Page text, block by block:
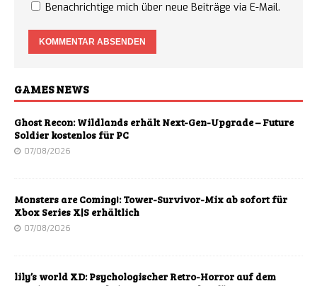
Benachrichtige mich über neue Beiträge via E-Mail.
GAMES NEWS
Ghost Recon: Wildlands erhält Next-Gen-Upgrade – Future
Soldier kostenlos für PC
07/08/2026
Monsters are Coming!: Tower-Survivor-Mix ab sofort für
Xbox Series X|S erhältlich
07/08/2026
lily’s world XD: Psychologischer Retro-Horror auf dem